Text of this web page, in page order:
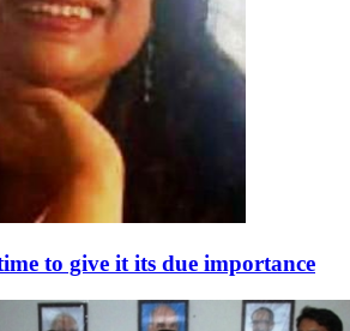
to give it its due importance